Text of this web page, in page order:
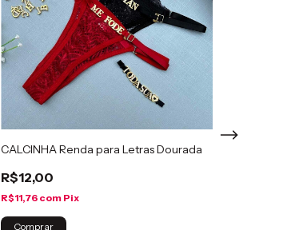
CALCINHA Renda para Letras Dourada
R$12,00
R$11,76 com Pix
Comprar